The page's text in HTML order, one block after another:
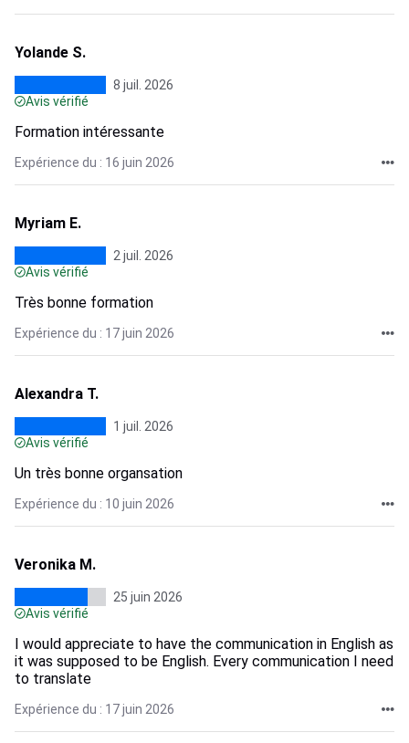
Yolande S.
8 juil. 2026
Avis vérifié
Formation intéressante
Expérience du : 16 juin 2026
Myriam E.
2 juil. 2026
Avis vérifié
Très bonne formation
Expérience du : 17 juin 2026
Alexandra T.
1 juil. 2026
Avis vérifié
Un très bonne organsation
Expérience du : 10 juin 2026
Veronika M.
25 juin 2026
Avis vérifié
I would appreciate to have the communication in English as
it was supposed to be English. Every communication I need
to translate
Expérience du : 17 juin 2026